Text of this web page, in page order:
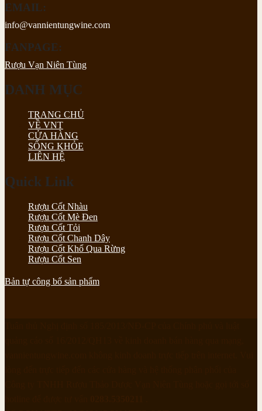
EMAIL:
info@vannientungwine.com
FANPAGE:
Rượu Vạn Niên Tùng
DANH MỤC
TRANG CHỦ
VỀ VNT
CỬA HÀNG
SỐNG KHỎE
LIÊN HỆ
Quick Link
Rượu Cốt Nhàu
Rượu Cốt Mè Đen
Rượu Cốt Tỏi
Rượu Cốt Chanh Dây
Rượu Cốt Khổ Qua Rừng
Rượu Cốt Sen
Bản tự công bố sản phẩm